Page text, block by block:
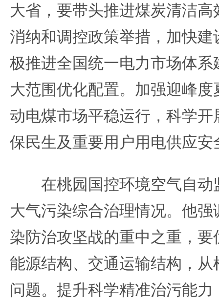
大省，要带头推进煤炭清洁
消纳和调控政策举措，加快
极推进全国统一电力市场体
大范围优化配置。加强迎峰
动电煤市场平稳运行，科学
保民生及重要用户用电供应安
在桃园国控环境空气自动
大气污染综合治理情况。他
染防治攻坚战的重中之重，
能源结构、交通运输结构，
问题。提升科学精准治污能